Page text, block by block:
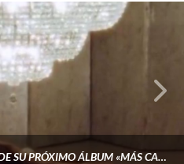
BAD GYAL ANUNCIA LA FECHA DE SU PRÓXIMO ÁLBUM «MÁS CARA»